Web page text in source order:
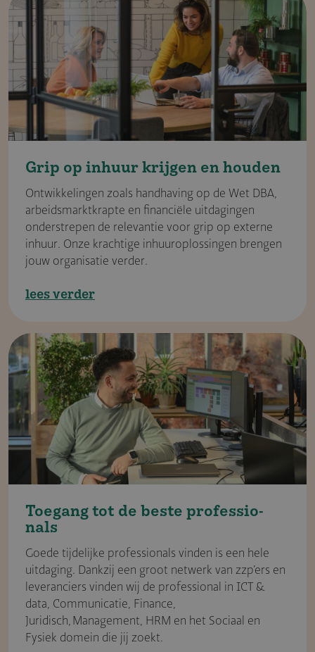
Grip op inhuur krijgen en houden
Ontwikkelingen zoals handhaving op de Wet DBA,
arbeidsmarktkrapte en financiële uitdagingen
onderstrepen de relevantie voor grip op externe
inhuur. Onze krachtige inhuuroplossingen brengen
jouw organisatie verder.
lees verder
Toegang tot de beste professi­o­
nals
Goede tijdelijke professionals vinden is een hele
uitdaging. Dankzij een groot netwerk van zzp’ers en
leveranciers vinden wij de professional in ICT &
data, Communicatie, Finance,
Juridisch, Management, HRM en het Sociaal en
Fysiek domein die jij zoekt.